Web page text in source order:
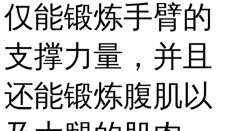
仅能锻炼手臂的
支撑力量，并且
还能锻炼腹肌以